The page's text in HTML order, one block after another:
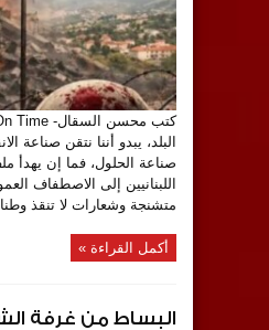
البلد، يبدو أننا نتقن صناعة
صناعة الحلول، فما إن يهدأ
اللبنانيين إلى الاصطفاف
متشنجة وشعارات لا تنقذ وطنا
أكمل القراءة »
البساط من غرفة